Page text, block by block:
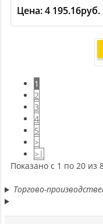
Цена:4 195.16руб.
1
2
3
4
5
>
>|
Показано с 1 по 20 из
Торгово-